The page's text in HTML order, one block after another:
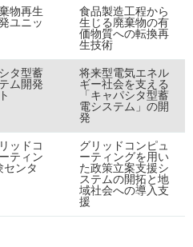
物再生
ユニッ
食品製造工程から
生じる廃棄物の有
価物質への転換再
生技術
タ型蓄
ム開発
将来型電気エネル
ギー社会を支える
「キャパシタ型蓄
電システム」の開
発
ッドコ
ティン
センタ
グリッドコンピュ
ーティングを用い
た政策立案支援シ
ステムの開拓と地
域社会への導入支
援